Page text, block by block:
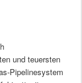
und teuersten
Pipelinesystem